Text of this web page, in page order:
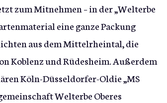
zum Mitnehmen – in der „Welterbe
eine ganze Packung
aus dem Mittelrheintal, die
Koblenz und Rüdesheim. Außerdem
Köln-Düsseldorfer-Oldie „MS
Welterbe Oberes